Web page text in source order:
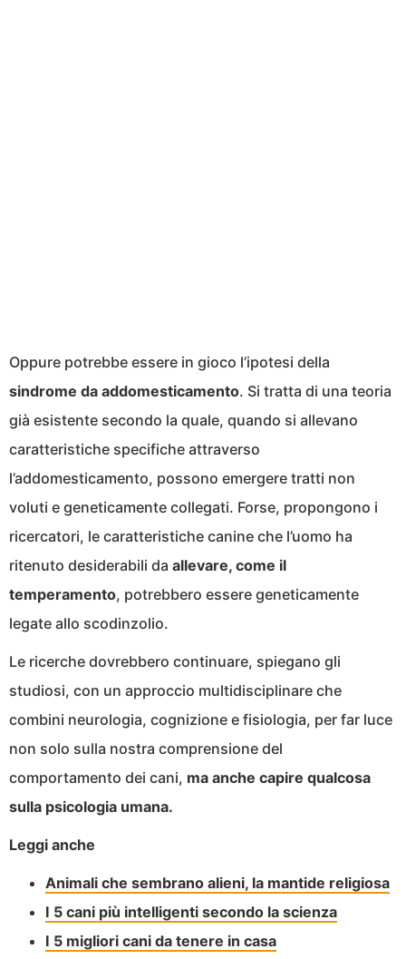
Oppure potrebbe essere in gioco l’ipotesi della
sindrome da addomesticamento. Si tratta di una teoria
già esistente secondo la quale, quando si allevano
caratteristiche specifiche attraverso
l’addomesticamento, possono emergere tratti non
voluti e geneticamente collegati. Forse, propongono i
ricercatori, le caratteristiche canine che l’uomo ha
ritenuto desiderabili da allevare, come il
temperamento, potrebbero essere geneticamente
legate allo scodinzolio.
Le ricerche dovrebbero continuare, spiegano gli
studiosi, con un approccio multidisciplinare che
combini neurologia, cognizione e fisiologia, per far luce
non solo sulla nostra comprensione del
comportamento dei cani, ma anche capire qualcosa
sulla psicologia umana.
Leggi anche
Animali che sembrano alieni, la mantide religiosa
I 5 cani più intelligenti secondo la scienza
I 5 migliori cani da tenere in casa